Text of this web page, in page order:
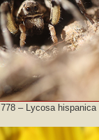
778 – Lycosa hispanica